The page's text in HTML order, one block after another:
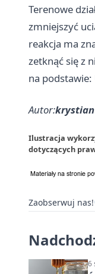
Terenowe
zmniejszyć
reakcja ma
zetknąć się z
na podstawie:
Autor:krystian
Ilustracja
dotyczących
Zaobserwuj nas!
6